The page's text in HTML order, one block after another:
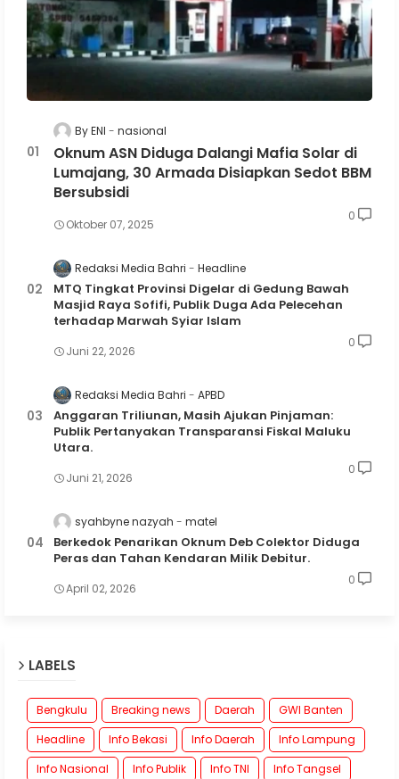
By ENI nasional
Oknum ASN Diduga Dalangi Mafia Solar di
Lumajang, 30 Armada Disiapkan Sedot BBM
Bersubsidi
Oktober 07, 2025
0
Redaksi Media Bahri Headline
MTQ Tingkat Provinsi Digelar di Gedung Bawah
Masjid Raya Sofifi, Publik Duga Ada Pelecehan
terhadap Marwah Syiar Islam
Juni 22, 2026
0
Redaksi Media Bahri APBD
Anggaran Triliunan, Masih Ajukan Pinjaman:
Publik Pertanyakan Transparansi Fiskal Maluku
Utara.
Juni 21, 2026
0
syahbyne nazyah matel
Berkedok Penarikan Oknum Deb Colektor Diduga
Peras dan Tahan Kendaran Milik Debitur.
April 02, 2026
0
LABELS
Bengkulu Breaking news Daerah
GWI Banten
Headline
Info Bekasi Info Daerah
Info Lampung
Info Nasional
Info Publik Info TNI
Info Tangsel